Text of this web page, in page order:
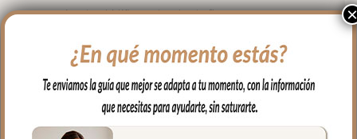
sosteniendo al Niño, rodeada de flores en
Reverso: incluye la oración Dios te salve
María, impresa con claridad y rodeada
de un delicado motivo floral.
Lazo de raso al color que elijas, perfecto
×